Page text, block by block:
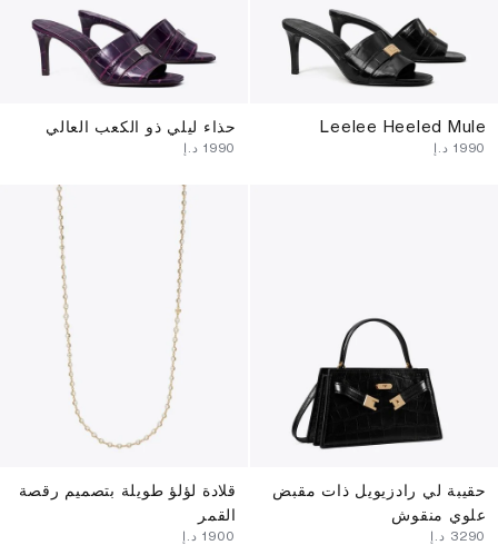
Leelee Heeled Mule حذاء ليلي ذو الكعب العالي
حقيبة لي رادزيويل ذات مقبض
علوي منقوش
قلادة لؤلؤ طويلة بتصميم رقصة
القمر